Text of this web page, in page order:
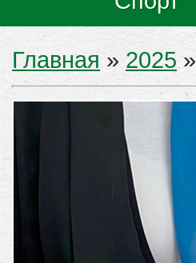
Главная » 2025 »